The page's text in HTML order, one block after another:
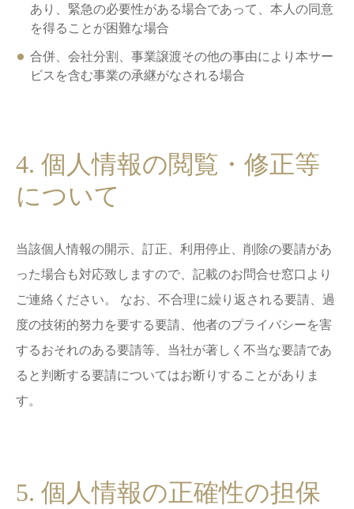
あり、緊急の必要性がある場合であって、本人の同意
を得ることが困難な場合
合併、会社分割、事業譲渡その他の事由により本サー
ビスを含む事業の承継がなされる場合
4. 個人情報の閲覧・修正等
について
当該個人情報の開示、訂正、利用停止、削除の要請があ
った場合も対応致しますので、記載のお問合せ窓口より
ご連絡ください。 なお、不合理に繰り返される要請、過
度の技術的努力を要する要請、他者のプライバシーを害
するおそれのある要請等、当社が著しく不当な要請であ
ると判断する要請についてはお断りすることがありま
す。
5. 個人情報の正確性の担保